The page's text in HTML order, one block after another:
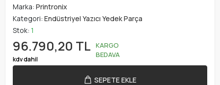
Marka: Printronix
Kategori: Endüstriyel Yazıcı Yedek Parça
Stok: 1
96.790,20 TL
kdv dahil
KARGO
BEDAVA
SEPETE EKLE